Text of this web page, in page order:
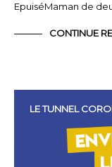
EpuiséMaman de
CONTINUE
LE TUNNEL